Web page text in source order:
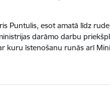
Puntulis, esot amatā līdz
darāmo darbu
kuru īstenošanu runās arī